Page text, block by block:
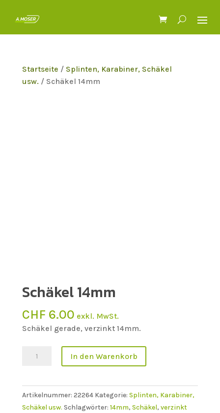
Startseite / Splinten, Karabiner, Schäkel
usw. / Schäkel 14mm
Schäkel 14mm
CHF 6.00 exkl. MwSt.
Schäkel gerade, verzinkt 14mm.
Schäkel
In den Warenkorb
Artikelnummer: 22264 Kategorie: Splinten, Karabiner,
Schäkel usw. Schlagwörter: 14mm, Schäkel, verzinkt